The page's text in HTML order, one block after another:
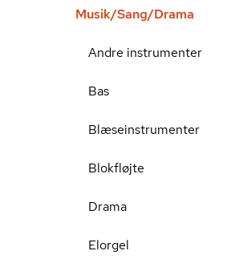
Musik/Sang/Drama
Andre instrumenter
Bas
Blæseinstrumenter
Blokfløjte
Drama
Elorgel